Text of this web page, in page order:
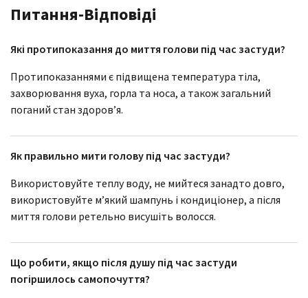
Питання-Відповіді
Які протипоказання до миття голови під час застуди?
Протипоказаннями є підвищена температура тіла,
захворювання вуха, горла та носа, а також загальний
поганий стан здоров’я.
Як правильно мити голову під час застуди?
Використовуйте теплу воду, не мийтеся занадто довго,
використовуйте м’який шампунь і кондиціонер, а після
миття голови ретельно висушіть волосся.
Що робити, якщо після душу під час застуди
погіршилось самопочуття?